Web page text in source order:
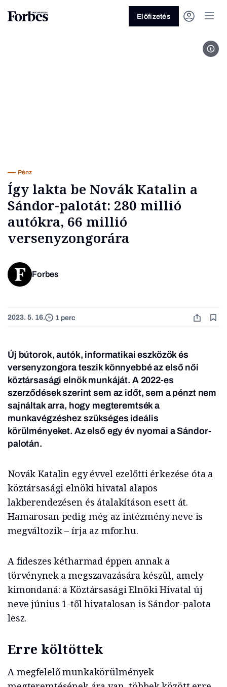
Előfizetés
Pénz
Így lakta be Novák Katalin a
Sándor-palotát: 280 millió
autókra, 66 millió
versenyzongorára
Forbes
2023. 5. 16. 1 perc
Új bútorok, autók, informatikai eszközök és
versenyzongora teszik könnyebbé az első női
köztársasági elnök munkáját. A 2022-es
szerződések szerint sem az időt, sem a pénzt nem
sajnáltak arra, hogy megteremtsék a
munkavégzéshez szükséges ideális
körülményeket. Az első egy év nyomai a Sándor-
palotán.
Novák Katalin egy évvel ezelőtti érkezése óta a
köztársasági elnöki hivatal alapos
lakberendezésen és átalakításon esett át.
Hamarosan pedig még az intézmény neve is
megváltozik – írja az mfor.hu.
A fideszes kétharmad éppen annak a
törvénynek a megszavazására készül, amely
kimondaná: a Köztársasági Elnöki Hivatal új
neve június 1-től hivatalosan is Sándor-palota
lesz.
Erre költöttek
A megfelelő munkakörülmények